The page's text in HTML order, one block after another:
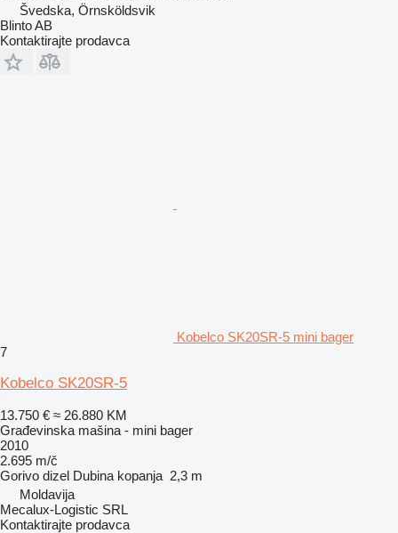
Švedska, Örnsköldsvik
Blinto AB
Kontaktirajte prodavca
Kobelco SK20SR-5 mini bager
7
Kobelco SK20SR-5
13.750 € ≈ 26.880 KM
Građevinska mašina - mini bager
2010
2.695 m/č
Gorivo dizel Dubina kopanja 2,3 m
Moldavija
Mecalux-Logistic SRL
Kontaktirajte prodavca